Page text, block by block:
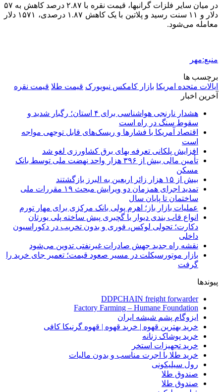
در میان سایر فلزات گرانبها، قیمت نقره با ۲.۸۷ درصد کاهش به ۵۷
دلار و ۱۱ سنت رسید و پلاتین با یک کاهش ۱.۸۷ درصدی، ۱۵۷۱ دلار
معامله می‌شود.
منبع:مهر
برچسب ها
ایالات متحده امریکا بازار کامکس نیویورک قیمت طلا قیمت نقره
آخرین اخبار
هشدار نارنجی هواشناسی برای ۴ استان؛ رگبار شدید و
سقوط سنگ در راه است
اقتصاد آمریکا با فشارها و ریسک‌های قابل توجهی مواجه
است
افزایش پلکانی تعرفه بهای برق کشاورزی لغو شد
تأمین مالی بیش از ۳۹۶ هزار واحد نهضت ملی توسط بانک
مسکن
بیش از ۱۵ هزار زائر اربعین به البرز بازگشتند
تمدید اجرای همزمان دو ویرایش مبحث ۱۹ مقررات ملی
ساختمان تا پایان سال
عملیات بازار باز؛ اهرم پولی بانک مرکزی برای مهار تورم
انواع قاب بندی دیوار با گچبری پیش ساخته پلی یورتان
دکارت؛ تحولی لوکس، فوری و بدون تخریب در دکوراسیون
داخلی
نقشه راه جدید جهش صادرات غیرنفتی تدوین می‌شود
بازار موتورسیکلت در مسیر صعود قیمت؛ تعمیر جای خرید را
گرفت
پیوندها
DDPCHAIN freight forwarder
Factory Farming – Humane Foundation
ایزوگام پشم شیشه ایران
خرید بهترین قهوه | خرید قهوه | قهوه گرنیکا کافی
خرید پوشاک زنانه
خرید تجهیزات استخر
خرید طلا با اجرت مناسب و بدون مالیات
رول سیلیکونی
صندوق طلا
صندوق طلا